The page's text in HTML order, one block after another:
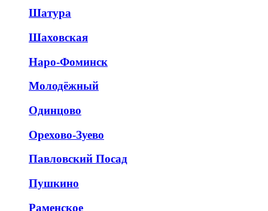
Шатура
Шаховская
Наро-Фоминск
Молодёжный
Одинцово
Орехово-Зуево
Павловский Посад
Пушкино
Раменское